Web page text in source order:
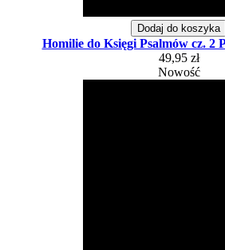
Dodaj do koszyka
Homilie do Księgi Psalmów cz. 2
49,95 zł
Nowość